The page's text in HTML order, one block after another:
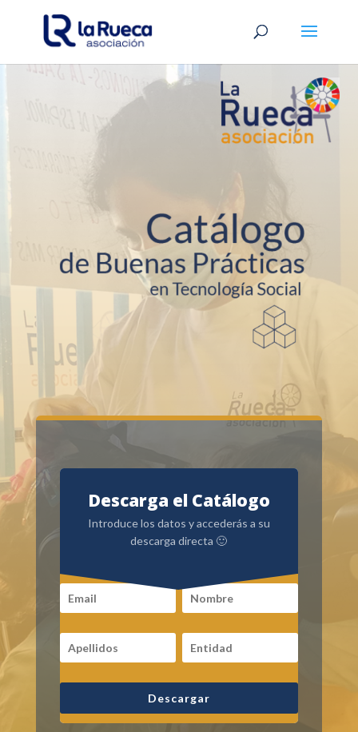
Descarga el Catálogo
Introduce los datos y accederás a su
descarga directa 🙂
Descargar